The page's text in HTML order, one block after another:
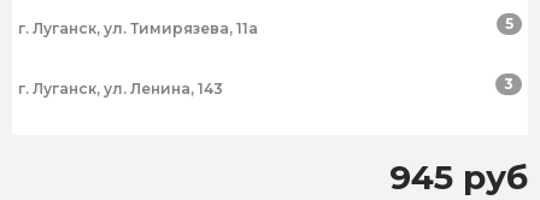
г. Луганск, ул. Тимирязева, 11а 5
г. Луганск, ул. Ленина, 143 3
945 руб